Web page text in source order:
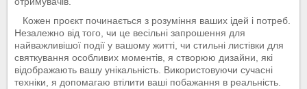
Кожен проєкт починається з розуміння ваших ідей і потреб.
Незалежно від того, чи це весільні запрошення для
найважливішої події у вашому житті, чи стильні листівки для
святкування особливих моментів, я створюю дизайни, які
відображають вашу унікальність. Використовуючи сучасні
техніки, я допомагаю втілити ваші побажання в реальність.